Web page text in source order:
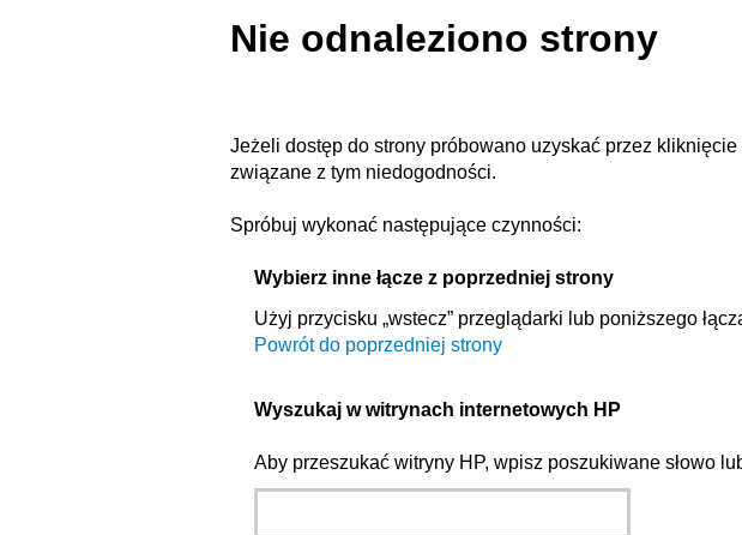
Nie odnaleziono strony
Jeżeli dostęp do strony próbowano uzyskać przez
związane z tym niedogodności.
Spróbuj wykonać następujące czynności:
Wybierz inne łącze z poprzedniej strony
Użyj przycisku „wstecz” przeglądarki lub poniższego
Powrót do poprzedniej strony
Wyszukaj w witrynach internetowych HP
Aby przeszukać witryny HP, wpisz poszukiwane słowo